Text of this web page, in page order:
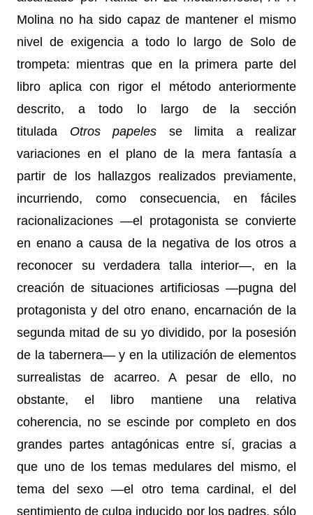
Molina no ha sido capaz de mantener el mismo
nivel de exigencia a todo lo largo de Solo de
trompeta: mientras que en la primera parte del
libro aplica con rigor el método anteriormente
descrito, a todo lo largo de la sección
titulada Otros papeles se limita a realizar
variaciones en el plano de la mera fantasía a
partir de los hallazgos realizados previamente,
incurriendo, como consecuencia, en fáciles
racionalizaciones —el protagonista se convierte
en enano a causa de la negativa de los otros a
reconocer su verdadera talla interior—, en la
creación de situaciones artificiosas —pugna del
protagonista y del otro enano, encarnación de la
segunda mitad de su yo dividido, por la posesión
de la tabernera— y en la utilización de elementos
surrealistas de acarreo. A pesar de ello, no
obstante, el libro mantiene una relativa
coherencia, no se escinde por completo en dos
grandes partes antagónicas entre sí, gracias a
que uno de los temas medulares del mismo, el
tema del sexo —el otro tema cardinal, el del
sentimiento de culpa inducido por los padres, sólo